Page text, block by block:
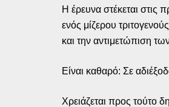
Η έρευνα στέκεται στις
ενός μίζερου
και την αντιμετώπιση
Είναι καθαρό: Σε
Χρειάζεται προς τούτο